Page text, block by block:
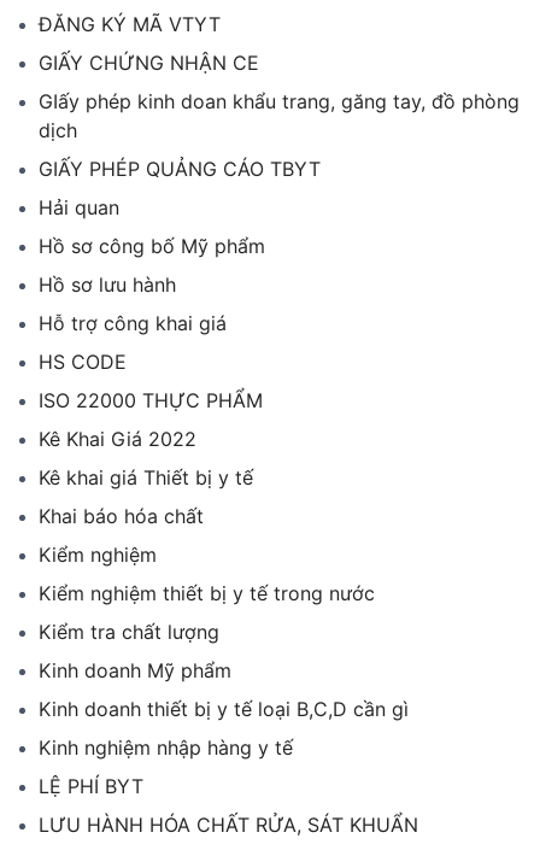
ĐĂNG KÝ MÃ VTYT
GIẤY CHỨNG NHẬN CE
GIấy phép kinh doan khẩu trang, găng tay, đồ phòng
dịch
GIẤY PHÉP QUẢNG CÁO TBYT
Hải quan
Hồ sơ công bố Mỹ phẩm
Hồ sơ lưu hành
Hỗ trợ công khai giá
HS CODE
ISO 22000 THỰC PHẨM
Kê Khai Giá 2022
Kê khai giá Thiết bị y tế
Khai báo hóa chất
Kiểm nghiệm
Kiểm nghiệm thiết bị y tế trong nước
Kiểm tra chất lượng
Kinh doanh Mỹ phẩm
Kinh doanh thiết bị y tế loại B,C,D cần gì
Kinh nghiệm nhập hàng y tế
LỆ PHÍ BYT
LƯU HÀNH HÓA CHẤT RỬA, SÁT KHUẨN